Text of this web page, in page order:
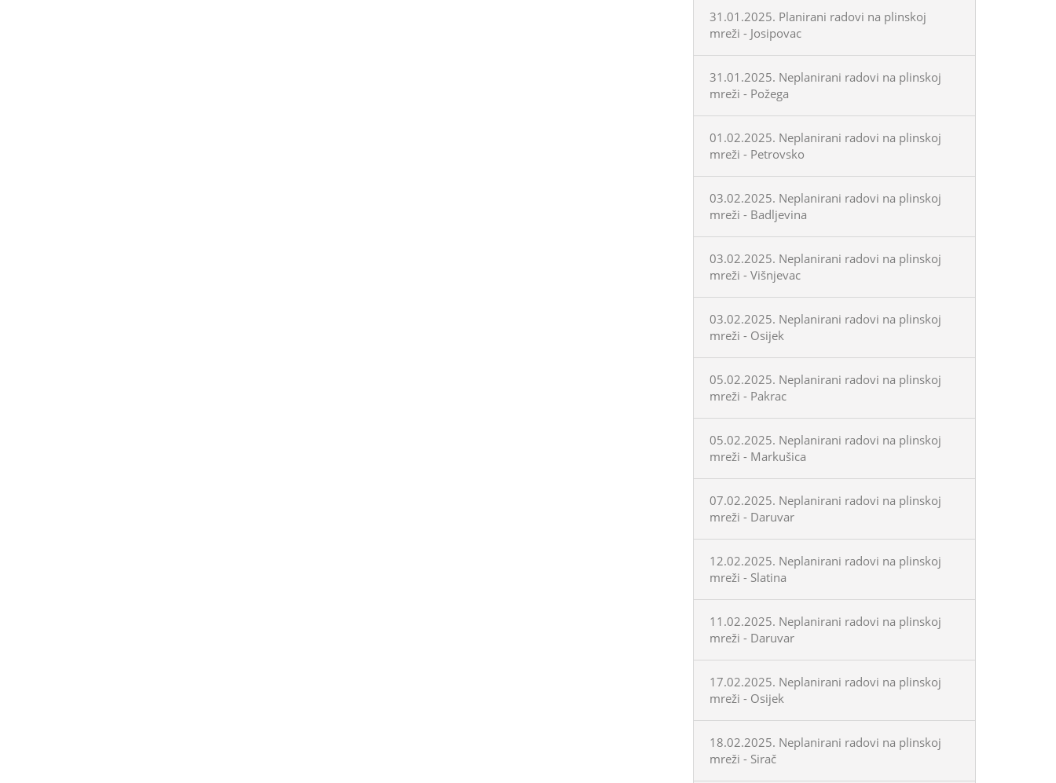
31.01.2025. Planirani radovi na plinskoj
mreži - Josipovac
31.01.2025. Neplanirani radovi na plinskoj
mreži - Požega
01.02.2025. Neplanirani radovi na plinskoj
mreži - Petrovsko
03.02.2025. Neplanirani radovi na plinskoj
mreži - Badljevina
03.02.2025. Neplanirani radovi na plinskoj
mreži - Višnjevac
03.02.2025. Neplanirani radovi na plinskoj
mreži - Osijek
05.02.2025. Neplanirani radovi na plinskoj
mreži - Pakrac
05.02.2025. Neplanirani radovi na plinskoj
mreži - Markušica
07.02.2025. Neplanirani radovi na plinskoj
mreži - Daruvar
12.02.2025. Neplanirani radovi na plinskoj
mreži - Slatina
11.02.2025. Neplanirani radovi na plinskoj
mreži - Daruvar
17.02.2025. Neplanirani radovi na plinskoj
mreži - Osijek
18.02.2025. Neplanirani radovi na plinskoj
mreži - Sirač